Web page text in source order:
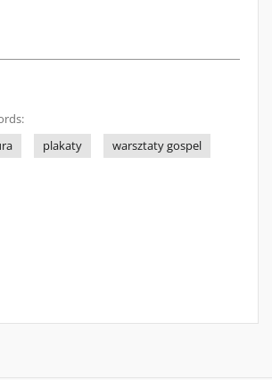
plakaty warsztaty gospel